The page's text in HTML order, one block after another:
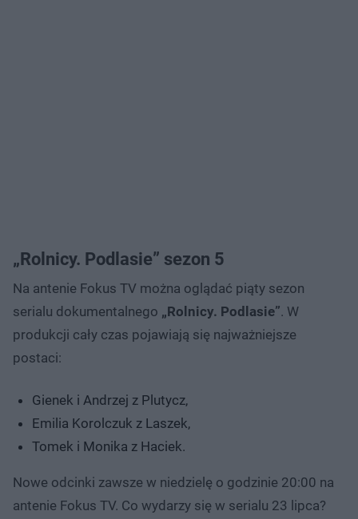
„Rolnicy. Podlasie” sezon 5
Na antenie Fokus TV można oglądać piąty sezon
serialu dokumentalnego „Rolnicy. Podlasie”. W
produkcji cały czas pojawiają się najważniejsze
postaci:
Gienek i Andrzej z Plutycz,
Emilia Korolczuk z Laszek,
Tomek i Monika z Haciek.
Nowe odcinki zawsze w niedzielę o godzinie 20:00 na
antenie Fokus TV. Co wydarzy się w serialu 23 lipca?